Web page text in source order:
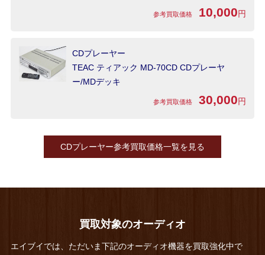
参考買取価格 10,000円
CDプレーヤー
TEAC ティアック MD-70CD CDプレーヤ
ー/MDデッキ
参考買取価格 30,000円
CDプレーヤー参考買取価格一覧を見る
買取対象のオーディオ
エイブイでは、ただいま下記のオーディオ機器を買取強化中で